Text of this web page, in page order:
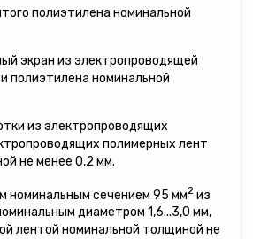
полиэтилена номинальной
экран из электропроводящей
полиэтилена номинальной
из электропроводящих
полимерных лент
не менее 0,2 мм.
номинальным сечением 95 мм2 из
диаметром 1,6...3,0 мм,
лентой номинальной толщиной не